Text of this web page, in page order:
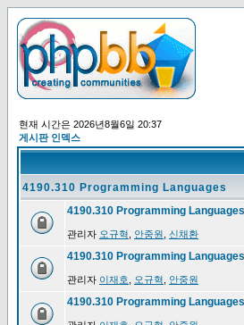
현재 시간은 2026년8월6일 20:37
게시판 인덱스
4190.310 Programming Languages
4190.310 Programming
관리자 오규혁 안중원 신채환
4190.310 Programming
관리자 이재호 오규혁 안중원
4190.310 Programming